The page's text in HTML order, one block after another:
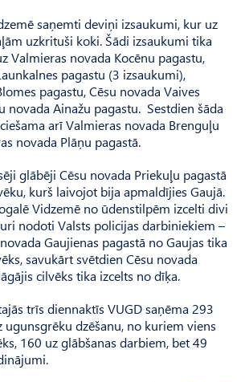
saņemti deviņi izsaukumi, kur uz
uzkrituši koki. Šādi izsaukumi tika
Valmieras novada Kocēnu pagastu,
pagastu (3 izsaukumi),
pagastu, Cēsu novada Vaives
novada Ainažu pagastu. Sestdien šāda
arī Valmieras novada Brenguļu
novada Plāņu pagastā.
glābēji Cēsu novada Priekuļu pagastā
kurš laivojot bija apmaldījies Gaujā.
Vidzemē no ūdenstilpēm izcelti divi
nodoti Valsts policijas darbiniekiem –
Gaujienas pagastā no Gaujas tika
savukārt svētdien Cēsu novada
cilvēks tika izcelts no dīķa.
trīs diennaktīs VUGD saņēma 293
ugunsgrēku dzēšanu, no kuriem viens
160 uz glābšanas darbiem, bet 49